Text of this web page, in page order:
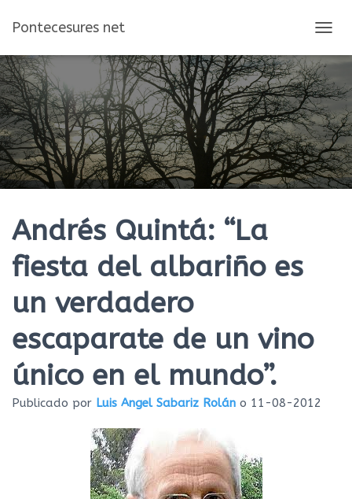
Pontecesures net
A
M
B
I
A
R
M
O
D
O
Andrés Quintá: “La
fiesta del albariño es
un verdadero
escaparate de un vino
único en el mundo”.
Publicado por Luis Angel Sabariz Rolán o 11-08-2012